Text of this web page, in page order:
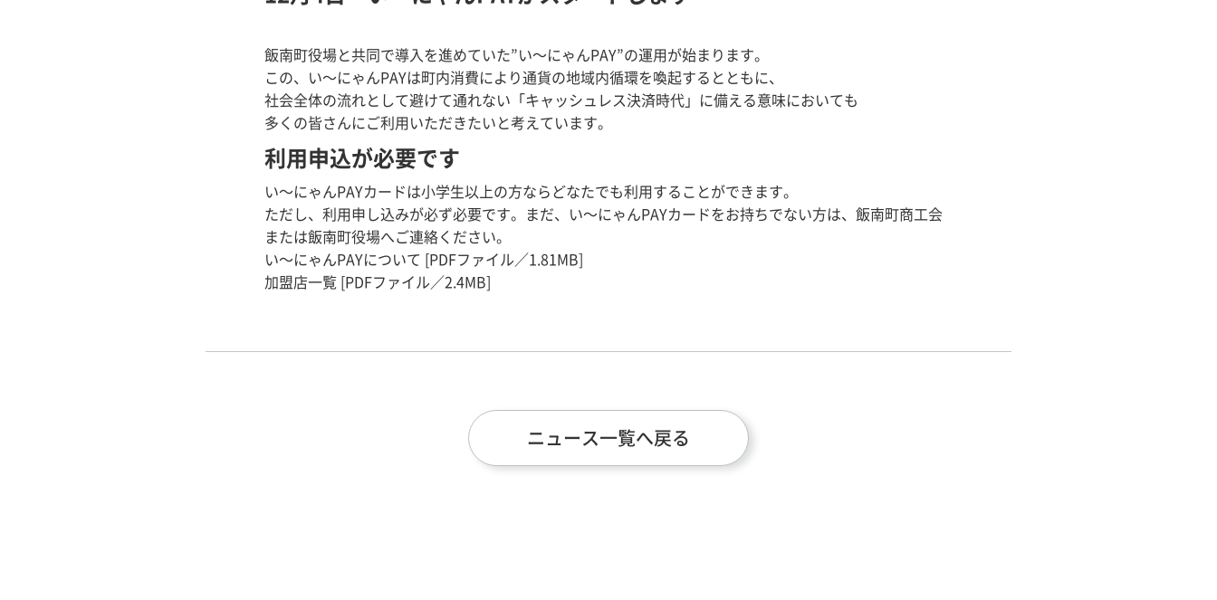
飯南町役場と共同で導入を進めていた”い～にゃんPAY”の運用が始まります。
この、い～にゃんPAYは町内消費により通貨の地域内循環を喚起するとともに、
社会全体の流れとして避けて通れない「キャッシュレス決済時代」に備える意味においても
多くの皆さんにご利用いただきたいと考えています。
利用申込が必要です
い～にゃんPAYカードは小学生以上の方ならどなたでも利用することができます。
ただし、利用申し込みが必ず必要です。まだ、い～にゃんPAYカードをお持ちでない方は、飯南町商工会
または飯南町役場へご連絡ください。
い～にゃんPAYについて [PDFファイル／1.81MB]
加盟店一覧 [PDFファイル／2.4MB]
ニュース一覧へ戻る